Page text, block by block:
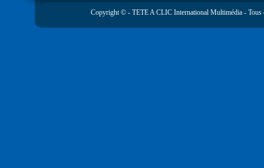
Copyright © - TETE A CLIC International Multimédia - Tous